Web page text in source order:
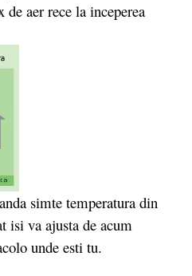
aer rece la inceperea
simte temperatura din
isi va ajusta de acum
unde esti tu.